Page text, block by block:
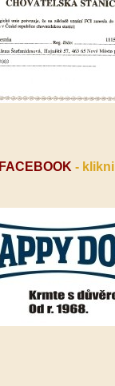
FACEBOOK - klikni